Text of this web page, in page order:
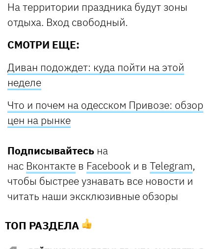
На территории праздника будут зоны
отдыха. Вход свободный.
СМОТРИ ЕЩЕ:
Диван подождет: куда пойти на этой
неделе
Что и почем на одесском Привозе: обзор
цен на рынке
Подписывайтесь на
нас Вконтакте в Facebook и в Telegram,
чтобы быстрее узнавать все новости и
читать наши эксклюзивные обзоры
ТОП РАЗДЕЛА